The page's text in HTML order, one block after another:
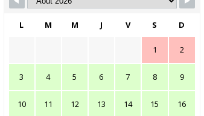
L M M J V S D
1 2
3 4 5 6 7 8 9
10 11 12 13 14 15 16